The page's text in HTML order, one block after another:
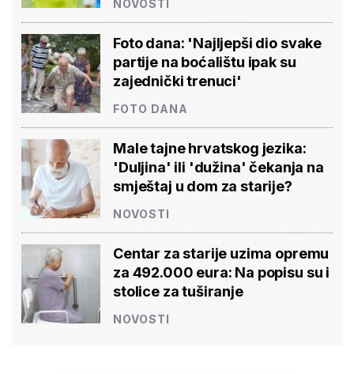
NOVOSTI
Foto dana: 'Najljepši dio svake
partije na boćalištu ipak su
zajednički trenuci'
FOTO DANA
Male tajne hrvatskog jezika:
'Duljina' ili 'dužina' čekanja na
smještaj u dom za starije?
NOVOSTI
Centar za starije uzima opremu
za 492.000 eura: Na popisu su i
stolice za tuširanje
NOVOSTI